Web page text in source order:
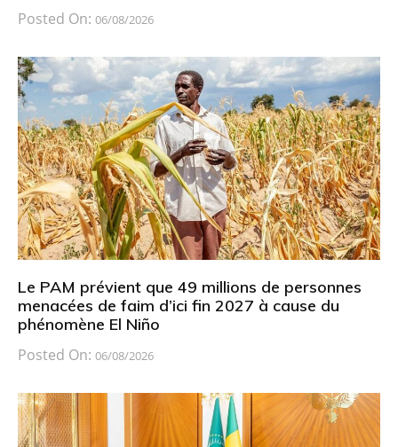
Posted On: 06/08/2026
Le PAM prévient que 49 millions de personnes
menacées de faim d’ici fin 2027 à cause du
phénomène El Niño
Posted On: 06/08/2026